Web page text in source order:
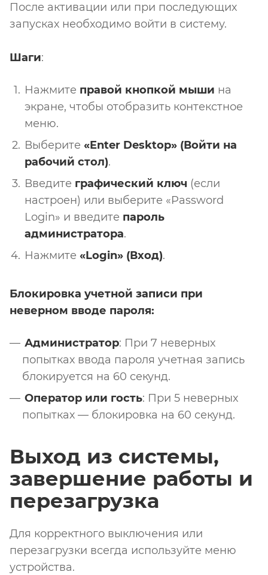
После активации или при последующих
запусках необходимо войти в систему.
Шаги:
Нажмите правой кнопкой мыши на
экране, чтобы отобразить контекстное
меню.
Выберите «Enter Desktop» (Войти на
рабочий стол).
Введите графический ключ (если
настроен) или выберите «Password
Login» и введите пароль
администратора.
Нажмите «Login» (Вход).
Блокировка учетной записи при
неверном вводе пароля:
Администратор: При 7 неверных
попытках ввода пароля учетная запись
блокируется на 60 секунд.
Оператор или гость: При 5 неверных
попытках — блокировка на 60 секунд.
Выход из системы,
завершение работы и
перезагрузка
Для корректного выключения или
перезагрузки всегда используйте меню
устройства.